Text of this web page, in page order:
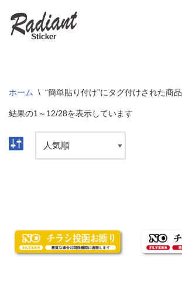
コ
ツ
ス
ッ
ホーム \ “簡単貼り付け”にタグ付けされた商品
結果の1～12/28を表示しています